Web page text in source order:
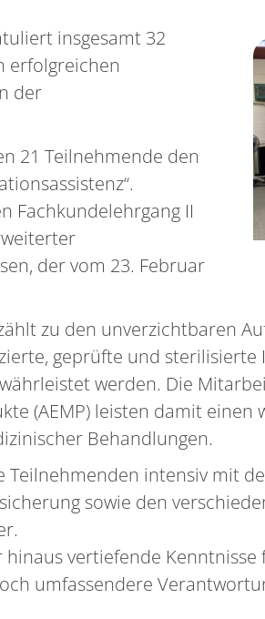
insgesamt 32
erfolgreichen
der
21 Teilnehmende den
Fachkundelehrgang II
der vom 23. Februar
zu den unverzichtbaren
geprüfte und
werden. Die
(AEMP) leisten damit einen
Behandlungen.
intensiv mit
sowie den
vertiefende
umfassendere